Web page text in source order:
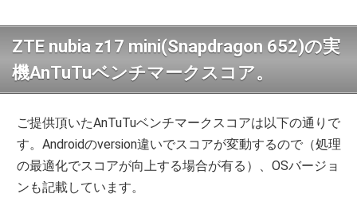
ZTE nubia z17 mini(Snapdragon 652)の実
機AnTuTuベンチマークスコア。
ご提供頂いたAnTuTuベンチマークスコアは以下の通りで
す。Androidのversion違いでスコアが変動するので（処理
の最適化でスコアが向上する場合が有る）、OSバージョ
ンも記載しています。